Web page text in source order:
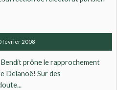
février 2008
prône le rapprochement
Delanoë! Sur des